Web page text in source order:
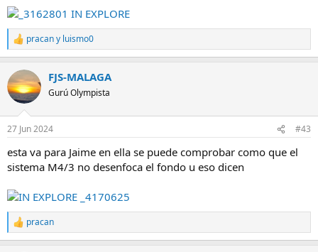
R
e
c
c
i
e
:
pracany luismo0
FJS-MALAGA
Gurú Olympista
27 Jun 2024 #43
esta va para Jaime en ella se puede comprobar como que el
sistema M4/3 no desenfoca el fondo u eso dicen
R
e
pracan